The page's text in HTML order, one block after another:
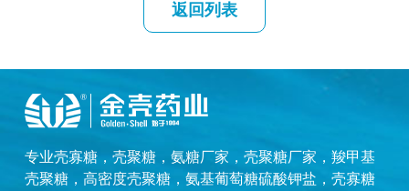
返回列表
专业壳寡糖， 壳聚糖， 氨糖厂家 ， 壳聚糖厂家 ， 羧甲基
壳聚糖， 高密度壳聚糖， 氨基葡萄糖硫酸钾盐 ， 壳寡糖